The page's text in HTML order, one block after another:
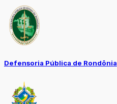
Defensoria Pública de Rondônia